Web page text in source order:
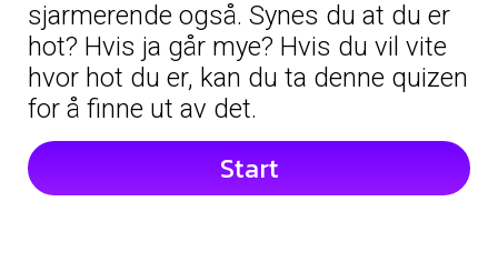
sjarmerende også. Synes du at du er
hot? Hvis ja går mye? Hvis du vil vite
hvor hot du er, kan du ta denne quizen
for å finne ut av det.
Start